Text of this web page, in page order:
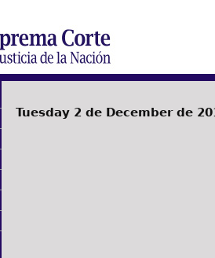
Tuesday 2 de December de